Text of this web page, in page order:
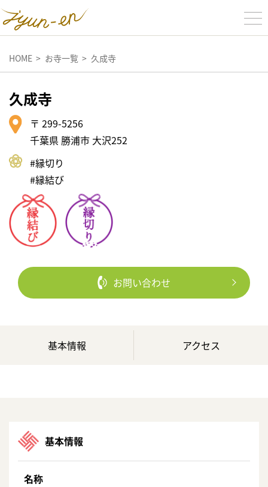
HOME お寺一覧 久成寺
久成寺
〒 299-5256
千葉県 勝浦市 大沢252
#縁切り
#縁結び
お問い合わせ
基本情報 アクセス
基本情報
名称